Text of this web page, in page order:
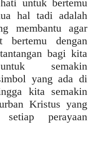
untuk bertemu
hal tadi adalah
membantu agar
bertemu dengan
bagi kita
semakin
yang ada di
kita semakin
Kristus yang
perayaan